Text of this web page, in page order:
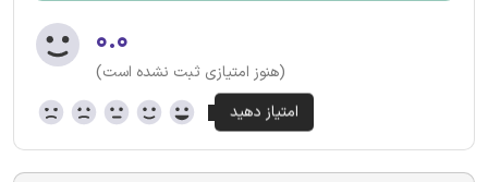
۰.۰
(هنوز امتیازی ثبت نشده است)